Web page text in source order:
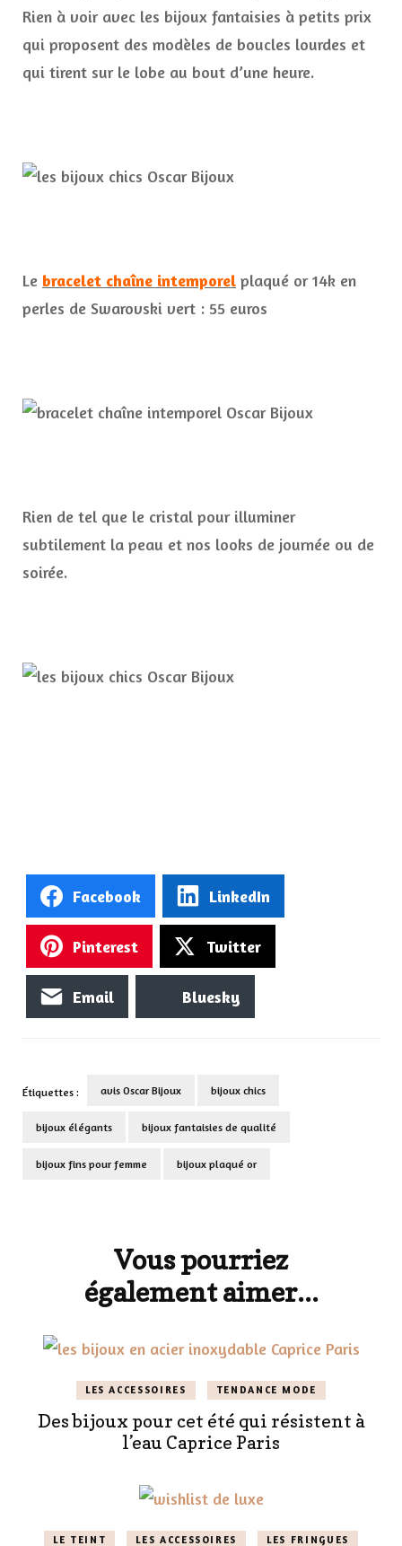
Rien à voir avec les bijoux fantaisies à petits prix
qui proposent des modèles de boucles lourdes et
qui tirent sur le lobe au bout d’une heure.
Le bracelet chaîne intemporel plaqué or 14k en
perles de Swarovski vert : 55 euros
Rien de tel que le cristal pour illuminer
subtilement la peau et nos looks de journée ou de
soirée.
Facebook LinkedIn
Pinterest Twitter
Email Bluesky
Étiquettes : avis Oscar Bijoux bijoux chics
bijoux élégants bijoux fantaisies de qualité
bijoux fins pour femme bijoux plaqué or
Vous pourriez
également aimer...
LES ACCESSOIRES TENDANCE MODE
Des bijoux pour cet été qui résistent à
l’eau Caprice Paris
LE TEINT LES ACCESSOIRES LES FRINGUES